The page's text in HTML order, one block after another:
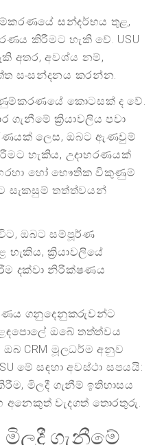
සන්දර්භය තුළ,
කිරීමට හැකි වේ. USU
අතර, අවශ්ය නම්,
සංසන්දනය කරන්න.
කොටසක් ද වේ.
ගැනීමේ ක්‍රියාවලිය පවා
ලෙස, ඔබට ඇණවුම්
හැකිය, උදාහරණයක්
හරහා හෝ භෞතික විකුණුම්
සැකසුම් තත්ත්වයන්
විට, ඔබට සම්පූර්ණ
ක්‍රියාවලියේ
දක්වා නිරීක්ෂණය
ගනුදෙනුකරුවන්ට
ඔබේ තත්ත්වය
CRM මූලධර්ම අනුව
මේ සඳහා අවස්ථා සපයයි:
මිලදී ගැනීම් ඉතිහාසය
අනෙකුත් වැදගත් තොරතුරු.
මිලදී ගැනීමේ